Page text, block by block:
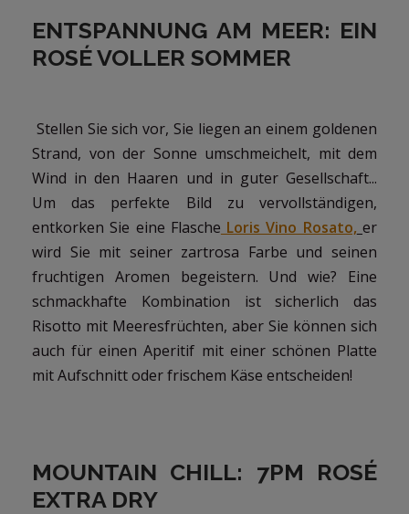
ENTSPANNUNG AM MEER: EIN
ROSÉ VOLLER SOMMER
Stellen Sie sich vor, Sie liegen an einem goldenen
Strand, von der Sonne umschmeichelt, mit dem
Wind in den Haaren und in guter Gesellschaft...
Um das perfekte Bild zu vervollständigen,
entkorken Sie eine Flasche Loris Vino Rosato, er
wird Sie mit seiner zartrosa Farbe und seinen
fruchtigen Aromen begeistern. Und wie? Eine
schmackhafte Kombination ist sicherlich das
Risotto mit Meeresfrüchten, aber Sie können sich
auch für einen Aperitif mit einer schönen Platte
mit Aufschnitt oder frischem Käse entscheiden!
MOUNTAIN CHILL: 7PM ROSÉ
EXTRA DRY